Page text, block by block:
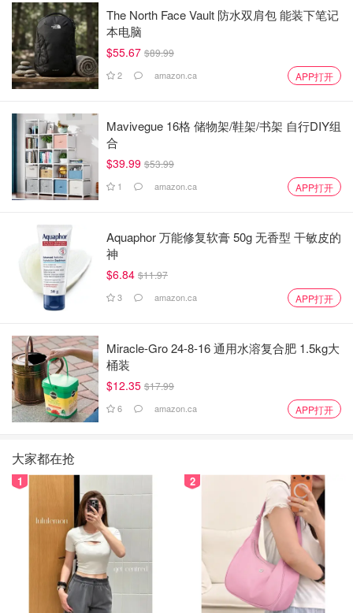
The North Face Vault 防水双肩包 能装下笔记
本电脑
$55.67 $89.99
2 amazon.ca APP打开
Mavivegue 16格 储物架/鞋架/书架 自行DIY组
合
$39.99 $53.99
1 amazon.ca APP打开
Aquaphor 万能修复软膏 50g 无香型 干敏皮的
神
$6.84 $11.97
3 amazon.ca APP打开
Miracle-Gro 24-8-16 通用水溶复合肥 1.5kg大
桶装
$12.35 $17.99
6 amazon.ca APP打开
大家都在抢
1 2